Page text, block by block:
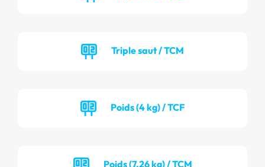
Triple saut / TCM
Poids (4 kg) / TCF
Poids (7.26 kg) / TCM